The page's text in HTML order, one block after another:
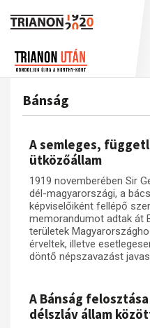
A
Galéria
Adatbázis
A
Bánság
A semleges,
ütközőállam
1919 novemberében Sir
dél-magyarországi, a
képviselőiként fellépő
memorandumot adtak át
területek
érveltek, illetve
döntő népszavazást
A Bánság
délszláv állam